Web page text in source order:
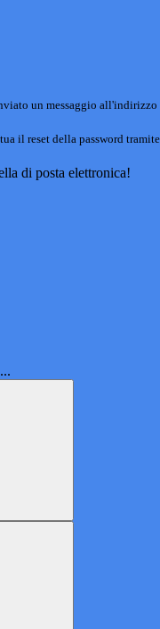
un messaggio
il reset della password
di posta elettronica!